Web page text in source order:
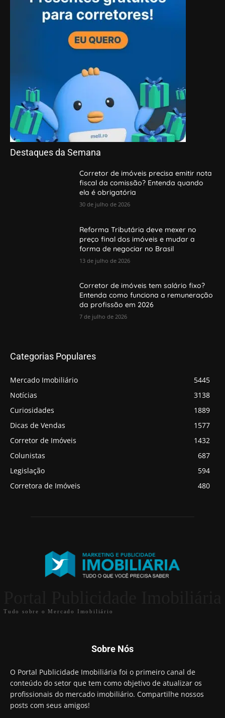
Destaques da Semana
Corretor de imóveis precisa emitir nota
fiscal da comissão? Entenda quando
ela é obrigatória
30 de julho de 2026
Reforma Tributária deve mexer no
preço final dos imóveis e mudar a
forma de negociar no Brasil
13 de julho de 2026
Corretor de imóveis tem salário fixo?
Entenda como funciona a remuneração
da profissão em 2026
7 de julho de 2026
Categorias Populares
Mercado Imobiliário
5445
Notícias
3138
Curiosidades
1889
Dicas de Vendas
1577
Corretor de Imóveis
1432
Colunistas
687
Legislação
594
Corretora de Imóveis
480
Tudo sobre o Mercado Imobiliário
Sobre Nós
O Portal Publicidade Imobiliária foi o primeiro canal de
conteúdo do setor que tem como objetivo de atualizar os
profissionais do mercado imobiliário. Compartilhe nossos
posts com seus amigos!